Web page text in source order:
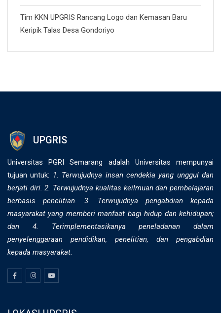
Tim KKN UPGRIS Rancang Logo dan Kemasan Baru
Keripik Talas Desa Gondoriyo
UPGRIS
Universitas PGRI Semarang adalah Universitas mempunyai
tujuan untuk: 1. Terwujudnya insan cendekia yang unggul dan
berjati diri. 2. ⁠Terwujudnya kualitas keilmuan dan pembelajaran
berbasis penelitian. 3. Terwujudnya pengabdian kepada
masyarakat yang memberi manfaat bagi hidup dan kehidupan;
dan 4. Terimplementasikanya peneladanan dalam
penyelenggaraan pendidikan, penelitian, dan pengabdian
kepada masyarakat.